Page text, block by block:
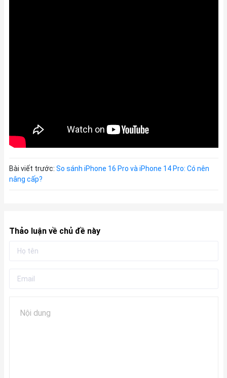
Bài viết trước: So sánh iPhone 16 Pro và iPhone 14 Pro: Có nên
nâng cấp?
Thảo luận về chủ đề này